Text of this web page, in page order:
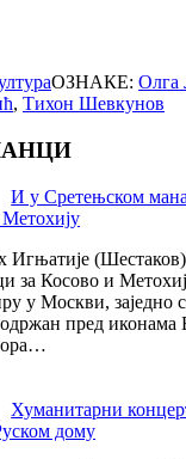
ОЗНАКЕ: Олга
, Тихон Шевкунов
И у Сретењском
Игњатије
за Косово и
у Москви, заједно
пред иконама
Хуманитарни
дому